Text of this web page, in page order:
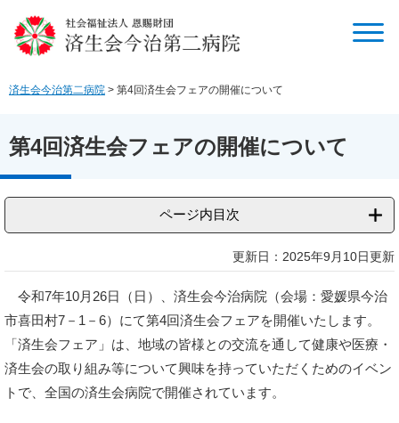
先
す
。
を
し
て
本
文
済生会今治第二病院 > 第4回済生会フェアの開催について
第4回済生会フェアの開催について
ページ内目次
文
更新日：2025年9月10日更新
令和7年10月26日（日）、済生会今治病院（会場：愛媛県今治
市喜田村7－1－6）にて第4回済生会フェアを開催いたします。
「済生会フェア」は、地域の皆様との交流を通して健康や医療・
済生会の取り組み等について興味を持っていただくためのイベン
トで、全国の済生会病院で開催されています。